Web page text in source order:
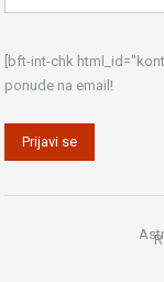
[bft-int-chk
ponude na email!